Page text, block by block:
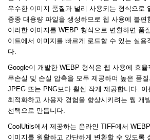
우수한 이미지 품질과 널리 사용되는 형식으로
종종 대용량 파일을 생성하므로 웹 사용에 불편
이러한 이미지를 WEBP 형식으로 변환하면 품
이트에서 이미지를 빠르게 로드할 수 있는 실용
다.
Google이 개발한 WEBP 형식은 웹 사용에 효
무손실 및 손실 압축을 모두 제공하여 높은 품
JPEG 또는 PNG보다 훨씬 작게 제공합니다.
최적화하고 사용자 경험을 향상시키려는 웹 개
선택으로 만듭니다.
CoolUtils에서 제공하는 온라인 TIFF에서
이미지를 원활하고 간단하게 변환할 수 있도록